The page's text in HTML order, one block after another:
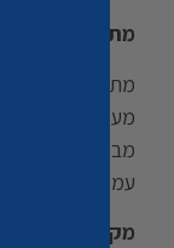
מתחם החוץ :
מתחם חוץ
מעבר לסוויטות
מבריכה
עמדת מנגל,
מקום האירוח